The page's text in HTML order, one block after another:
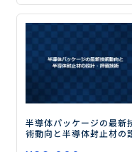
半導体パッケージの最新
術動向と半導体封止材の